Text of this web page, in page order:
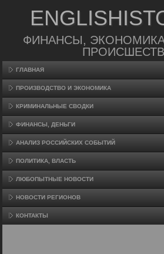
ФИНАНСЫ,
ГЛАВНАЯ
ПРОИЗВΟДСТВО И ЭКОНОМИКА
КРИМИНАЛЬНЫЕ СВОДКИ
ФИНАНСЫ, ДЕНЬГИ
АНАЛИЗ РОССИЙСКИХ СОБЫТИЙ
ПОЛИТИКА, ВЛАСТЬ
ЛЮБОПЫТНЫЕ НОВОСТИ
НОВОСТИ РЕГИОНОВ
КОНТАКТЫ